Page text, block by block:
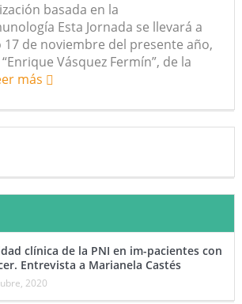
basada en la
Esta Jornada se llevará a
17 de noviembre del presente año,
Vásquez Fermín”, de la
más
clínica de la PNI en im-pacientes con
Entrevista a Marianela Castés
2020